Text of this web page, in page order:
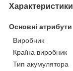
Характеристики
Основні атрибути
Виробник
Країна виробник
Тип акумулятора